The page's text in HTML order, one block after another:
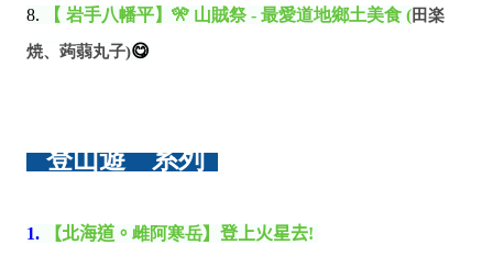
8. 【 岩手八幡平】🎌 山賊祭 - 最愛道地鄉土美食 (田楽
焼、蒟蒻丸子)😋
登山遊 系列
1. 【北海道。 雌阿寒岳】登上火星去!